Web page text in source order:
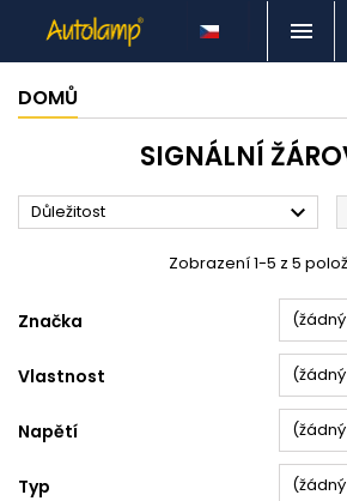

DOMŮ
SIGNÁLNÍ
Důležitost 
Zobrazení 1-5 z 5
Značka
Vlastnost
Napětí
Typ